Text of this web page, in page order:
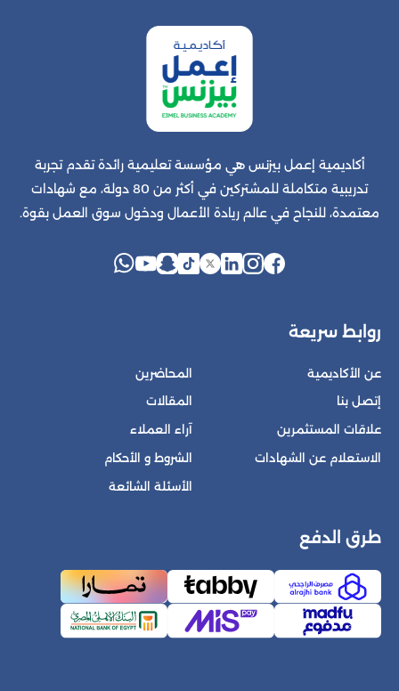
أكاديمية إعمل بيزنس هي مؤسسة تعليمية رائدة تقدم تجربة
تدريبية متكاملة للمشتركين في أكثر من 80 دولة، مع شهادات
معتمدة، للنجاح في عالم ريادة الأعمال ودخول سوق العمل بقوة.
روابط سريعة
عن الأكاديمية
إتصل بنا
علاقات المستثمرين
الاستعلام عن الشهادات
المحاضرين
المقالات
آراء العملاء
الشروط و الأحكام
الأسئلة الشائعة
طرق الدفع